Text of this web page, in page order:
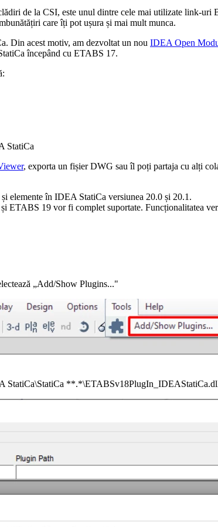
de la CSI, este unul dintre cele mai utilizate link-
care îți pot ușura și mai mult munca.
Din acest motiv, am dezvoltat un nou IDEA Open
începând cu ETABS 17.
StatiCa
, exporta un fișier DWG sau îl poți partaja cu alți
elemente în IDEA StatiCa versiunea 20.0 și 20.1.
ETABS 19 vor fi complet suportate. Funcționalitatea
„Add/Show Plugins..."
StatiCa\StatiCa